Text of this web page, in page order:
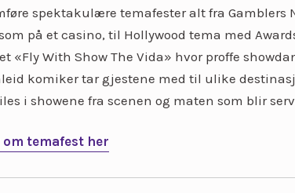
spektakulære temafester alt fra Gamblers
på et casino, til Hollywood tema med
«Fly With Show The Vida» hvor proffe
komiker tar gjestene med til ulike
i showene fra scenen og maten som blir
om temafest her